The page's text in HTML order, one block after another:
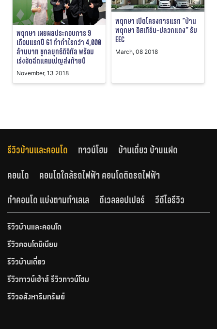
พฤกษา เผยผลประกอบการ 9
เดือนแรกปี 61 ทำกำไรกว่า 4,000
ล้านบาท ชูกลยุทธ์ดิจิทัล พร้อม
เร่งอัดฉีดแคมเปญส่งท้ายปี
November, 13 2018
พฤกษา เปิดโครงการแรก “บ้าน
พฤกษา อิสเทิร์น-ปลวกแดง” รับ
EEC
March, 08 2018
รีวิวบ้านและคอนโด ทาวน์โฮม
บ้านเดี่ยว บ้านแฝด
คอนโด
คอนโดใกล้รถไฟฟ้า คอนโดติดรถไฟฟ้า
ทำคอนโด แบ่งตามทำเลเล
ดีเวลลอปเปอร์ วีดีโอรีวิว
รีวิวบ้านและคอนโด
รีวิวคอนโดมิเนียม
รีวิวบ้านเดี่ยว
รีวิวทาวน์เฮ้าส์ รีวิวทาวน์โฮม
รีวิวอสังหาริมทรัพย์